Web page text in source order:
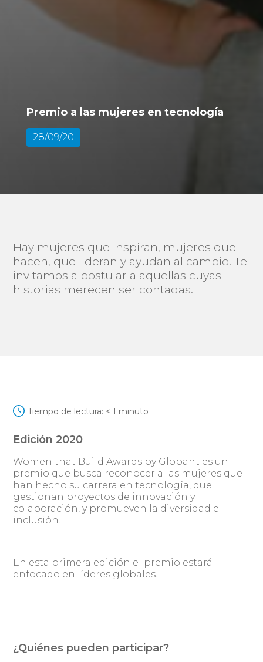
Premio a las mujeres en tecnología
28/09/20
Hay mujeres que inspiran, mujeres que
hacen, que lideran y ayudan al cambio. Te
invitamos a postular a aquellas cuyas
historias merecen ser contadas.
Tiempo de lectura: < 1 minuto
Edición 2020
Women that Build Awards by Globant es un
premio que busca reconocer a las mujeres que
han hecho su carrera en tecnología, que
gestionan proyectos de innovación y
colaboración, y promueven la diversidad e
inclusión.
En esta primera edición el premio estará
enfocado en líderes globales.
¿Quiénes pueden participar?